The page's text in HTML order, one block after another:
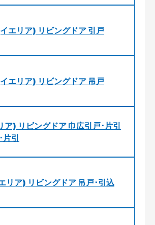
エリア) リビングドア 引戸
エリア) リビングドア 吊戸
) リビングドア 巾広引戸･片引
片引
リア) リビングドア 吊戸･引込